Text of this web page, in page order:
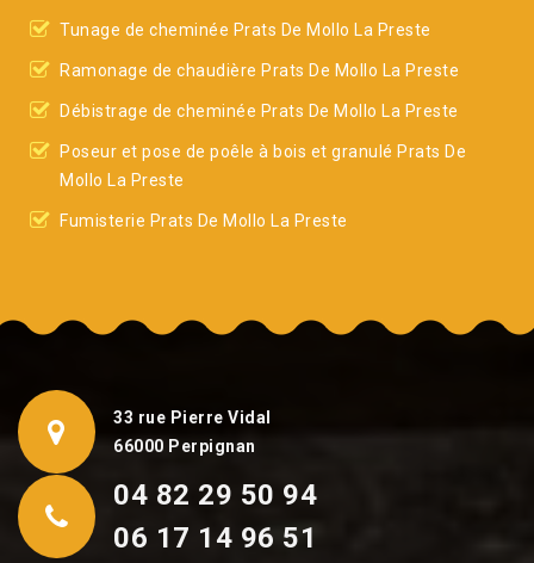
Tunage de cheminée Prats De Mollo La Preste
Ramonage de chaudière Prats De Mollo La Preste
Débistrage de cheminée Prats De Mollo La Preste
Poseur et pose de poêle à bois et granulé Prats De
Mollo La Preste
Fumisterie Prats De Mollo La Preste
33 rue Pierre Vidal
66000 Perpignan
04 82 29 50 94
06 17 14 96 51